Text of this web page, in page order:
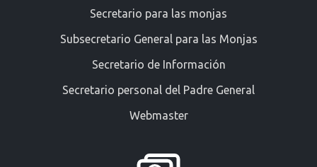
Secretario para las monjas
Subsecretario General para las Monjas
Secretario de Información
Secretario personal del Padre General
Webmaster